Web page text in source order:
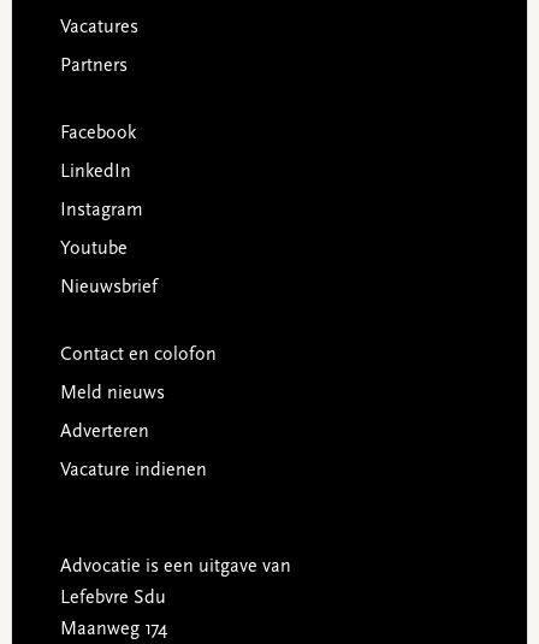
Vacatures
Partners
Facebook
LinkedIn
Instagram
Youtube
Nieuwsbrief
Contact en colofon
Meld nieuws
Adverteren
Vacature indienen
Advocatie is een uitgave van
Lefebvre Sdu
Maanweg 174